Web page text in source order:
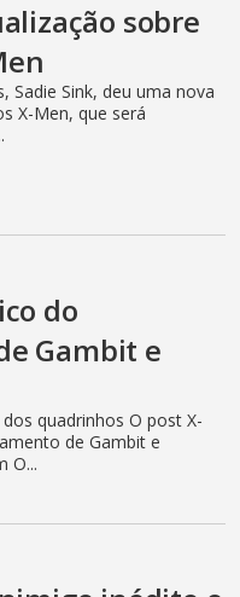
sobre
Sadie Sink, deu uma nova
X-Men, que será
do
Gambit e
quadrinhos O post X-
de Gambit e
O...